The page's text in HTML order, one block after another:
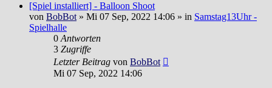
[Spiel installiert] - Balloon Shoot
von BobBot» Mi 07 Sep, 2022 14:06 » in Samstag13Uhr -
Spielhalle
0Antworten
3 Zugriffe
Letzter Beitrag von BobBot
Mi 07 Sep, 2022 14:06